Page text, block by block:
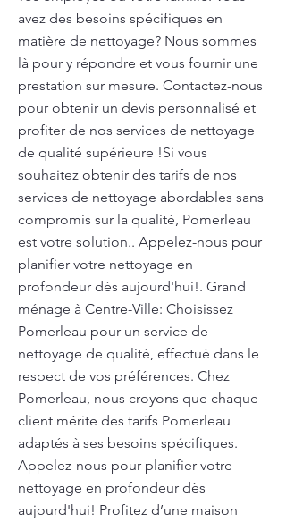
avez des besoins spécifiques en
matière de nettoyage? Nous sommes
là pour y répondre et vous fournir une
prestation sur mesure. Contactez-nous
pour obtenir un devis personnalisé et
profiter de nos services de nettoyage
de qualité supérieure !Si vous
souhaitez obtenir des tarifs de nos
services de nettoyage abordables sans
compromis sur la qualité, Pomerleau
est votre solution.. Appelez-nous pour
planifier votre nettoyage en
profondeur dès aujourd'hui!. Grand
ménage à Centre-Ville: Choisissez
Pomerleau pour un service de
nettoyage de qualité, effectué dans le
respect de vos préférences. Chez
Pomerleau, nous croyons que chaque
client mérite des tarifs Pomerleau
adaptés à ses besoins spécifiques.
Appelez-nous pour planifier votre
nettoyage en profondeur dès
aujourd'hui! Profitez d’une maison